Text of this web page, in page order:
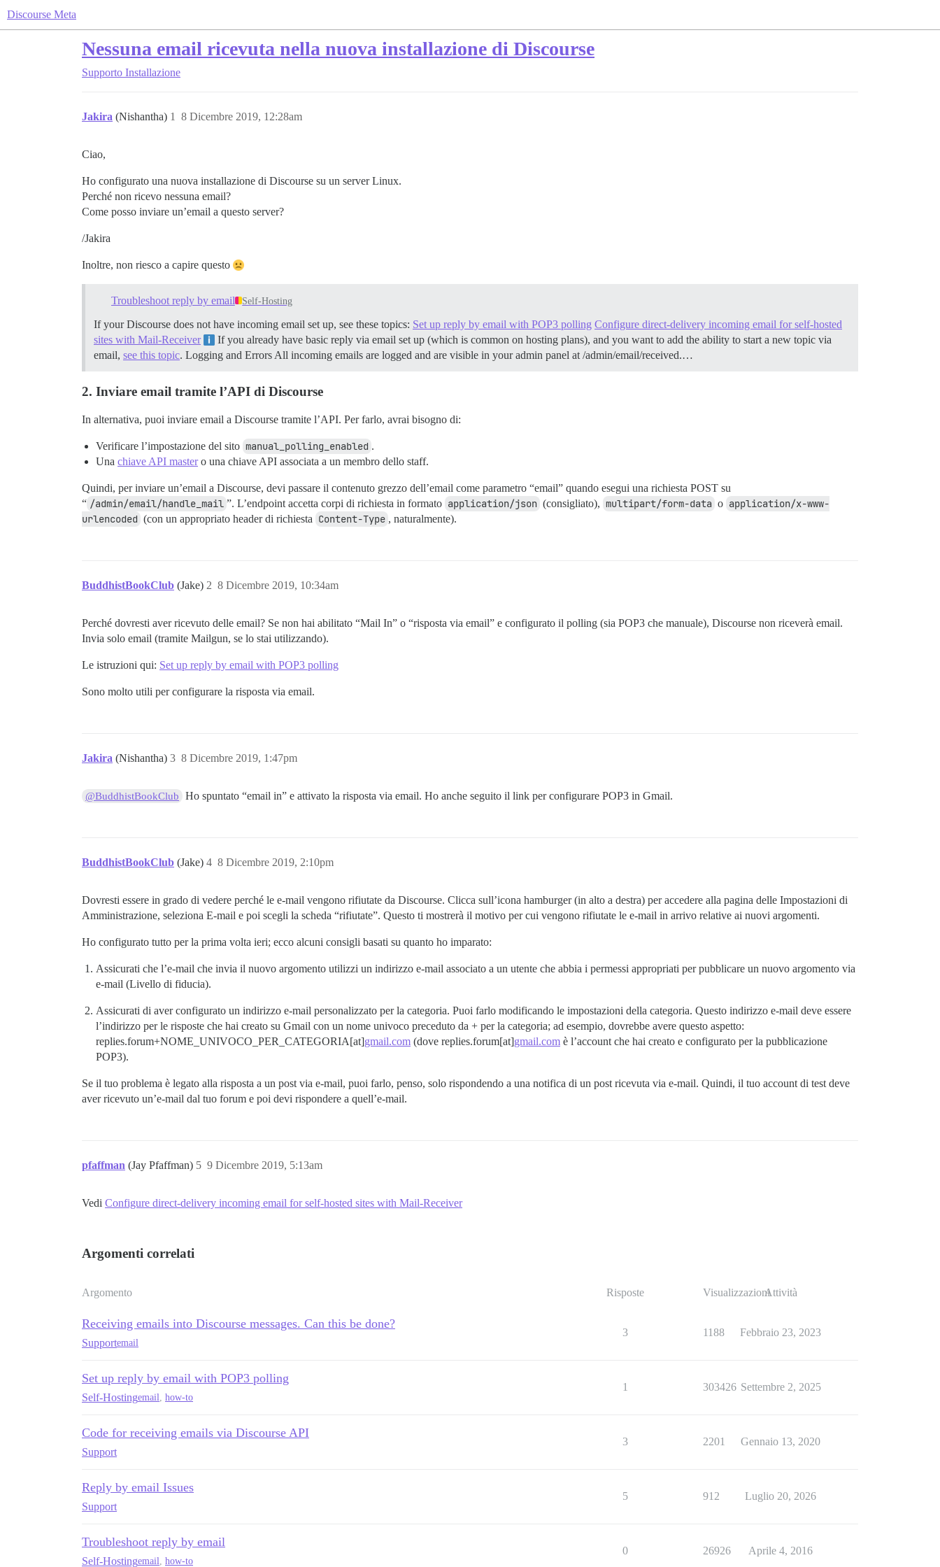
Discourse Meta
Nessuna email ricevuta nella nuova installazione di Discourse
Supporto Installazione
Jakira (Nishantha) 8 Dicembre 2019, 12:28am
1
Ciao,
Ho configurato una nuova installazione di Discourse su un server Linux.
Perché non ricevo nessuna email?
Come posso inviare un’email a questo server?
/Jakira
Inoltre, non riesco a capire questo
Troubleshoot reply by email Self-Hosting
If your Discourse does not have incoming email set up, see these topics: Set up reply by email with POP3 polling Configure direct-delivery incoming email for self-hosted
sites with Mail-Receiver
If you already have basic reply via email set up (which is common on hosting plans), and you want to add the ability to start a new topic via
email, see this topic. Logging and Errors All incoming emails are logged and are visible in your admin panel at /admin/email/received.…
2. Inviare email tramite l’API di Discourse
In alternativa, puoi inviare email a Discourse tramite l’API. Per farlo, avrai bisogno di:
Verificare l’impostazione del sito manual_polling_enabled .
Una chiave API mastero una chiave API associata a un membro dello staff.
Quindi, per inviare un’email a Discourse, devi passare il contenuto grezzo dell’email come parametro “email” quando esegui una richiesta POST su
“ /admin/email/handle_mail ”. L’endpoint accetta corpi di richiesta in formato application/json (consigliato), multipart/form-data o application/x-www-
urlencoded (con un appropriato header di richiesta Content-Type , naturalmente).
BuddhistBookClub (Jake) 8 Dicembre 2019, 10:34am
2
Perché dovresti aver ricevuto delle email? Se non hai abilitato “Mail In” o “risposta via email” e configurato il polling (sia POP3 che manuale), Discourse non riceverà email.
Invia solo email (tramite Mailgun, se lo stai utilizzando).
Le istruzioni qui: Set up reply by email with POP3 polling
Sono molto utili per configurare la risposta via email.
Jakira (Nishantha) 8 Dicembre 2019, 1:47pm
3
@BuddhistBookClub Ho spuntato “email in” e attivato la risposta via email. Ho anche seguito il link per configurare POP3 in Gmail.
BuddhistBookClub (Jake) 8 Dicembre 2019, 2:10pm
4
Dovresti essere in grado di vedere perché le e-mail vengono rifiutate da Discourse. Clicca sull’icona hamburger (in alto a destra) per accedere alla pagina delle Impostazioni di
Amministrazione, seleziona E-mail e poi scegli la scheda “rifiutate”. Questo ti mostrerà il motivo per cui vengono rifiutate le e-mail in arrivo relative ai nuovi argomenti.
Ho configurato tutto per la prima volta ieri; ecco alcuni consigli basati su quanto ho imparato:
Assicurati che l’e-mail che invia il nuovo argomento utilizzi un indirizzo e-mail associato a un utente che abbia i permessi appropriati per pubblicare un nuovo argomento via
e-mail (Livello di fiducia).
Assicurati di aver configurato un indirizzo e-mail personalizzato per la categoria. Puoi farlo modificando le impostazioni della categoria. Questo indirizzo e-mail deve essere
l’indirizzo per le risposte che hai creato su Gmail con un nome univoco preceduto da + per la categoria; ad esempio, dovrebbe avere questo aspetto:
replies.forum+NOME_UNIVOCO_PER_CATEGORIA[at]gmail.com (dove replies.forum[at]gmail.com è l’account che hai creato e configurato per la pubblicazione
POP3).
Se il tuo problema è legato alla risposta a un post via e-mail, puoi farlo, penso, solo rispondendo a una notifica di un post ricevuta via e-mail. Quindi, il tuo account di test deve
aver ricevuto un’e-mail dal tuo forum e poi devi rispondere a quell’e-mail.
pfaffman (Jay Pfaffman) 9 Dicembre 2019, 5:13am
5
Vedi Configure direct-delivery incoming email for self-hosted sites with Mail-Receiver
Argomenti correlati
Argomento Risposte VisualizzazioniAttività
Receiving emails into Discourse messages. Can this be done?
Supportemail
3 1188 Febbraio 23, 2023
Set up reply by email with POP3 polling
Self-Hostingemail, how-to
1 303426 Settembre 2, 2025
Code for receiving emails via Discourse API
Support
3 2201 Gennaio 13, 2020
Reply by email Issues
Support
5 912 Luglio 20, 2026
Troubleshoot reply by email
Self-Hostingemail, how-to
0 26926 Aprile 4, 2016